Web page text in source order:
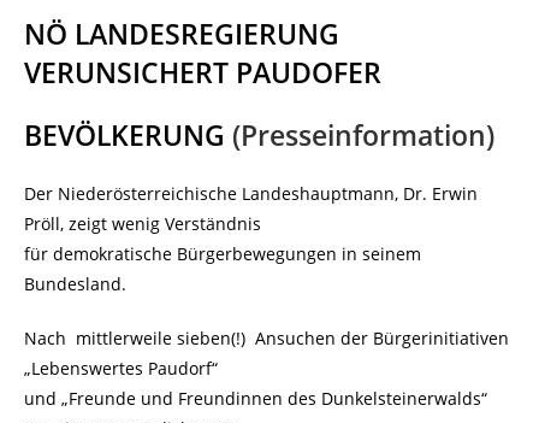
NÖ LANDESREGIERUNG
VERUNSICHERT PAUDOFER
BEVÖLKERUNG (Presseinformation)
Der Niederösterreichische Landeshauptmann, Dr. Erwin
Pröll, zeigt wenig Verständnis
für demokratische Bürgerbewegungen in seinem
Bundesland.
Nach mittlerweile sieben(!) Ansuchen der Bürgerinitiativen
„Lebenswertes Paudorf“
und „Freunde und Freundinnen des Dunkelsteinerwalds“